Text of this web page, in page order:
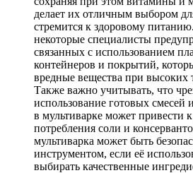
делает их отличным выбором
стремится к здоровому
некоторые специалисты
связанных с использованием
контейнеров и покрытий,
вредные вещества при высоких
Также важно учитывать, что
использование готовых смесей
в мультиварке может привести
потребления соли и
мультиварка может быть
инструментом, если её
выбирать качественные